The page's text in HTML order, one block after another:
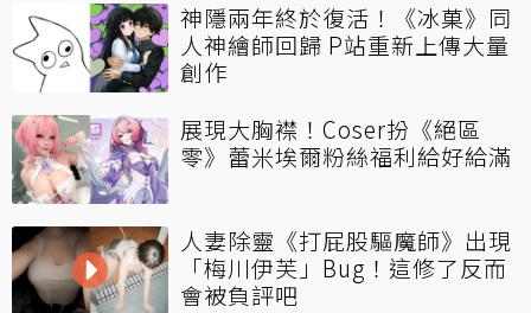
神隱兩年終於復活！《冰菓》同
人神繪師回歸 P站重新上傳大量
創作
展現大胸襟！Coser扮《絕區
零》蕾米埃爾粉絲福利給好給滿
人妻除靈《打屁股驅魔師》出現
「梅川伊芙」Bug！這修了反而
會被負評吧